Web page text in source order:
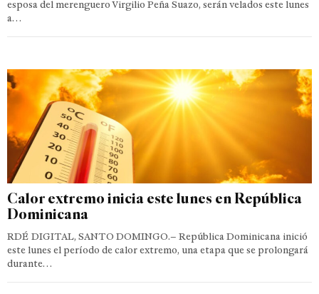
esposa del merenguero Virgilio Peña Suazo, serán velados este lunes
a…
Calor extremo inicia este lunes en República
Dominicana
RDÉ DIGITAL, SANTO DOMINGO.– República Dominicana inició
este lunes el período de calor extremo, una etapa que se prolongará
durante…